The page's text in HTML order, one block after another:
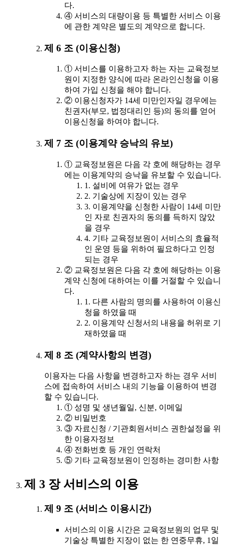
다.
④ 서비스의 대량이용 등 특별한 서비스 이용
에 관한 계약은 별도의 계약으로 합니다.
제 6 조 (이용신청)
① 서비스를 이용하고자 하는 자는 교육정보
원이 지정한 양식에 따라 온라인신청을 이용
하여 가입 신청을 해야 합니다.
② 이용신청자가 14세 미만인자일 경우에는
친권자(부모, 법정대리인 등)의 동의를 얻어
이용신청을 하여야 합니다.
제 7 조 (이용계약 승낙의 유보)
① 교육정보원은 다음 각 호에 해당하는 경우
에는 이용계약의 승낙을 유보할 수 있습니다.
1. 설비에 여유가 없는 경우
2. 기술상에 지장이 있는 경우
3. 이용계약을 신청한 사람이 14세 미만
인 자로 친권자의 동의를 득하지 않았
을 경우
4. 기타 교육정보원이 서비스의 효율적
인 운영 등을 위하여 필요하다고 인정
되는 경우
② 교육정보원은 다음 각 호에 해당하는 이용
계약 신청에 대하여는 이를 거절할 수 있습니
다.
1. 다른 사람의 명의를 사용하여 이용신
청을 하였을 때
2. 이용계약 신청서의 내용을 허위로 기
재하였을 때
제 8 조 (계약사항의 변경)
이용자는 다음 사항을 변경하고자 하는 경우 서비
스에 접속하여 서비스 내의 기능을 이용하여 변경
할 수 있습니다.
① 성명 및 생년월일, 신분, 이메일
② 비밀번호
③ 자료신청 / 기관회원서비스 권한설정을 위
한 이용자정보
④ 전화번호 등 개인 연락처
⑤ 기타 교육정보원이 인정하는 경미한 사항
제 3 장 서비스의 이용
제 9 조 (서비스 이용시간)
서비스의 이용 시간은 교육정보원의 업무 및
기술상 특별한 지장이 없는 한 연중무휴, 1일